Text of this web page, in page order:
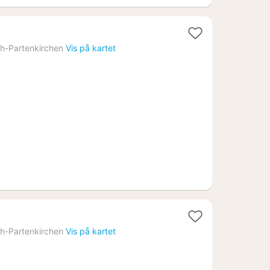
Partenkirchen Vis på kartet
Partenkirchen Vis på kartet